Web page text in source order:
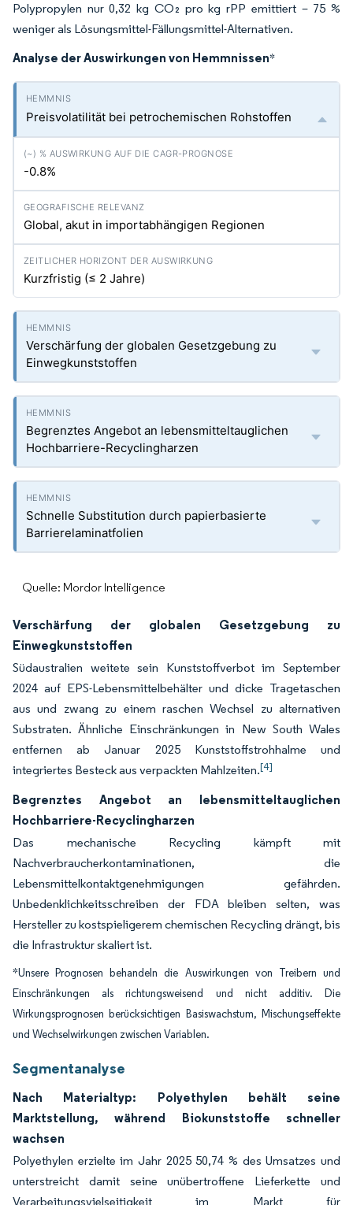
Polypropylen nur 0,32 kg CO₂ pro kg rPP emittiert – 75 %
weniger als Lösungsmittel-Fällungsmittel-Alternativen.
Analyse der Auswirkungen von Hemmnissen*
Preisvolatilität bei petrochemischen Rohstoffen
-0.8%
Global, akut in importabhängigen Regionen
Kurzfristig (≤ 2 Jahre)
Verschärfung der globalen Gesetzgebung zu
Einwegkunststoffen
Begrenztes Angebot an lebensmitteltauglichen
Hochbarriere-Recyclingharzen
Schnelle Substitution durch papierbasierte
Barrierelaminatfolien
Quelle: Mordor Intelligence
Verschärfung der globalen Gesetzgebung zu
Einwegkunststoffen
Südaustralien weitete sein Kunststoffverbot im September
2024 auf EPS-Lebensmittelbehälter und dicke Tragetaschen
aus und zwang zu einem raschen Wechsel zu alternativen
Substraten. Ähnliche Einschränkungen in New South Wales
entfernen ab Januar 2025 Kunststoffstrohhalme und
integriertes Besteck aus verpackten Mahlzeiten.[4]
Begrenztes Angebot an lebensmitteltauglichen
Hochbarriere-Recyclingharzen
Das mechanische Recycling kämpft mit
Nachverbraucherkontaminationen, die
Lebensmittelkontaktgenehmigungen gefährden.
Unbedenklichkeitsschreiben der FDA bleiben selten, was
Hersteller zu kostspieligerem chemischen Recycling drängt, bis
die Infrastruktur skaliert ist.
*Unsere Prognosen behandeln die Auswirkungen von Treibern und
Einschränkungen als richtungsweisend und nicht additiv. Die
Wirkungsprognosen berücksichtigen Basiswachstum, Mischungseffekte
und Wechselwirkungen zwischen Variablen.
Segmentanalyse
Nach Materialtyp: Polyethylen behält seine
Marktstellung, während Biokunststoffe schneller
wachsen
Polyethylen erzielte im Jahr 2025 50,74 % des Umsatzes und
unterstreicht damit seine unübertroffene Lieferkette und
Verarbeitungsvielseitigkeit im Markt für